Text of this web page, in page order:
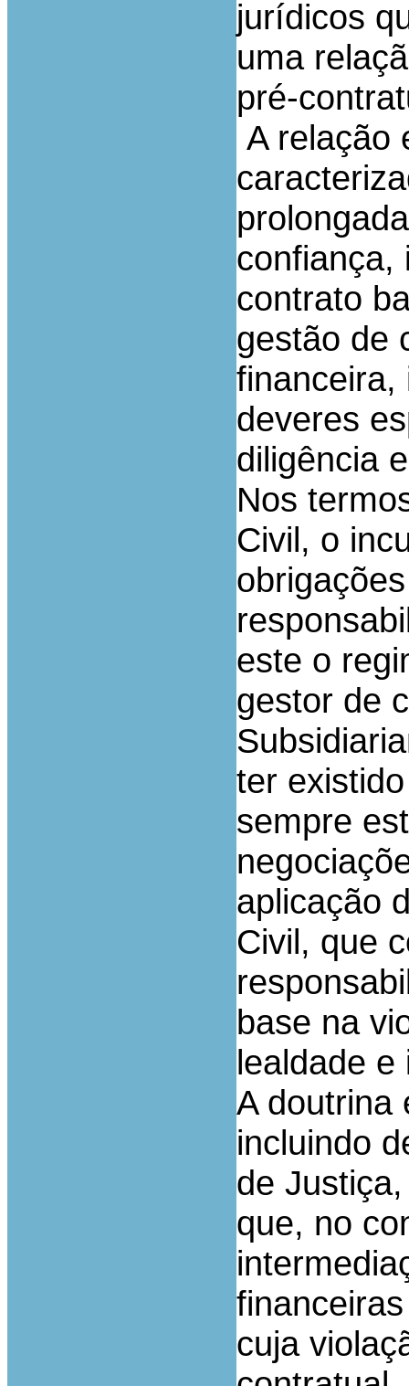
jurídicos
uma
pré-
A relação
confiança,
contrato
gestão de
financeira,
deveres
diligência
Nos
Civil, o
este o
gestor de
ter
sempre
aplicação
Civil, que
base na
lealdade e
A doutrina
incluindo
de
que, no
cuja